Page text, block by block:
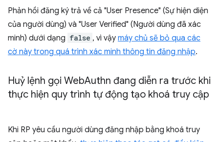
Phản hồi đăng ký trả về cả "User Presence" (Sự hiện diện
của người dùng) và "User Verified" (Người dùng đã xác
minh) dưới dạng false , vì vậy máy chủ sẽ bỏ qua các
cờ này trong quá trình xác minh thông tin đăng nhập.
Huỷ lệnh gọi WebAuthn đang diễn ra trước khi
thực hiện quy trình tự động tạo khoá truy cập
Khi RP yêu cầu người dùng đăng nhập bằng khoá truy